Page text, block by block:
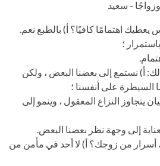
وزواجًا - سعيد
يعطيك اهتمامًا كافيًا؟ أ) بالطبع نعم.
؛
أ) نستمع إلى بعضنا البعض ، ولكن
السيطرة على أنفسنا ؛
يتجاوز النزاع المعقول ، وينمو إلى
إلى وجهة نظر بعضنا البعض.
أسرار من زوجك؟ أ) لا أحد في مأمن من